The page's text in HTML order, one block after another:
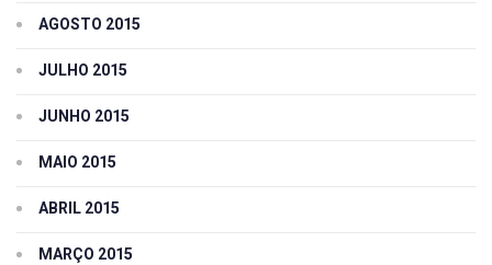
AGOSTO 2015
JULHO 2015
JUNHO 2015
MAIO 2015
ABRIL 2015
MARÇO 2015